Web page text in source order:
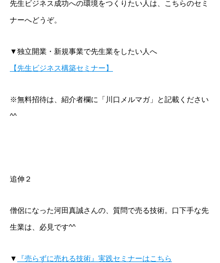
先生ビジネス成功への環境をつくりたい人は、こちらのセミ
ナーへどうぞ。
▼独立開業・新規事業で先生業をしたい人へ
【先生ビジネス構築セミナー】
※無料招待は、紹介者欄に「川口メルマガ」と記載ください
^^
追伸２
僧侶になった河田真誠さんの、質問で売る技術。口下手な先
生業は、必見です^^
▼ 『売らずに売れる技術』実践セミナーはこちら
お役立ち情報